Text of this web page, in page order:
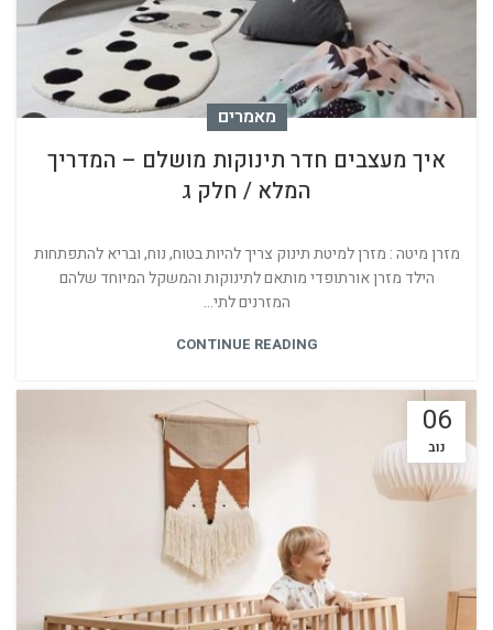
מאמרים
איך מעצבים חדר תינוקות מושלם – המדריך
המלא / חלק ג
מזרן מיטה : מזרן למיטת תינוק צריך להיות בטוח, נוח, ובריא להתפתחות
הילד מזרן אורתופדי מותאם לתינוקות והמשקל המיוחד שלהם
המזרנים לתי...
CONTINUE READING
06
נוב